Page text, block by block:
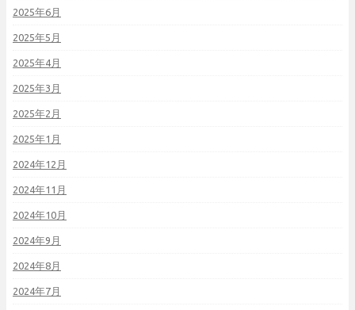
2025年6月
2025年5月
2025年4月
2025年3月
2025年2月
2025年1月
2024年12月
2024年11月
2024年10月
2024年9月
2024年8月
2024年7月